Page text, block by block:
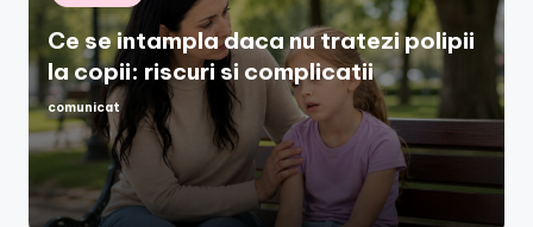
in
Ce se intampla daca nu tratezi polipii
la copii: riscuri si complicatii
Posted
by
comunicat